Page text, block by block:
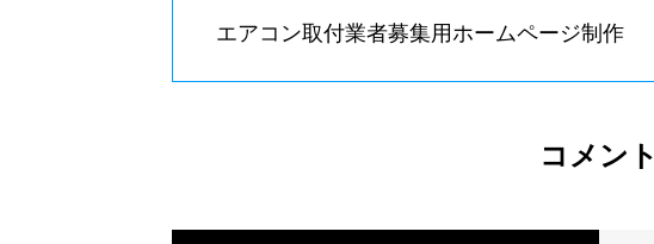
エアコン取付業者募集用ホームページ制作
コメント